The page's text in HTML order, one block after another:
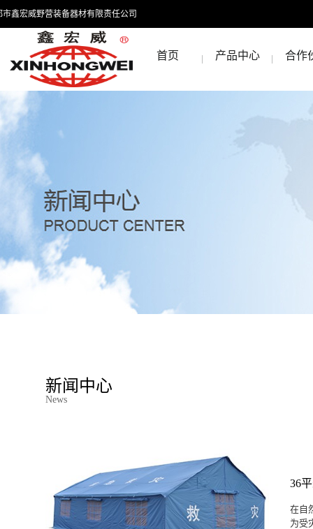
市鑫宏威野营装备器材有限责任公司
首页 产品中心 合作
新闻中心
News
36
在自
为受